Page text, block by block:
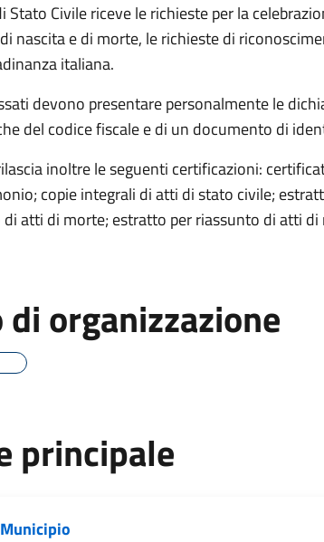
Stato Civile riceve le richieste per la
nascita e di morte, le richieste di
italiana.
devono presentare personalmente le
del codice fiscale e di un documento di
inoltre le seguenti certificazioni:
copie integrali di atti di stato civile;
di atti di morte; estratto per riassunto di atti
di organizzazione
principale
Municipio